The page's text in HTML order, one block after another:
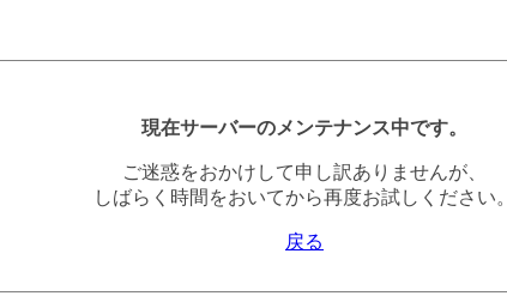
現在サーバーのメンテナンス中です。
ご迷惑をおかけして申し訳ありませんが、
しばらく時間をおいてから再度お試しください。
戻る